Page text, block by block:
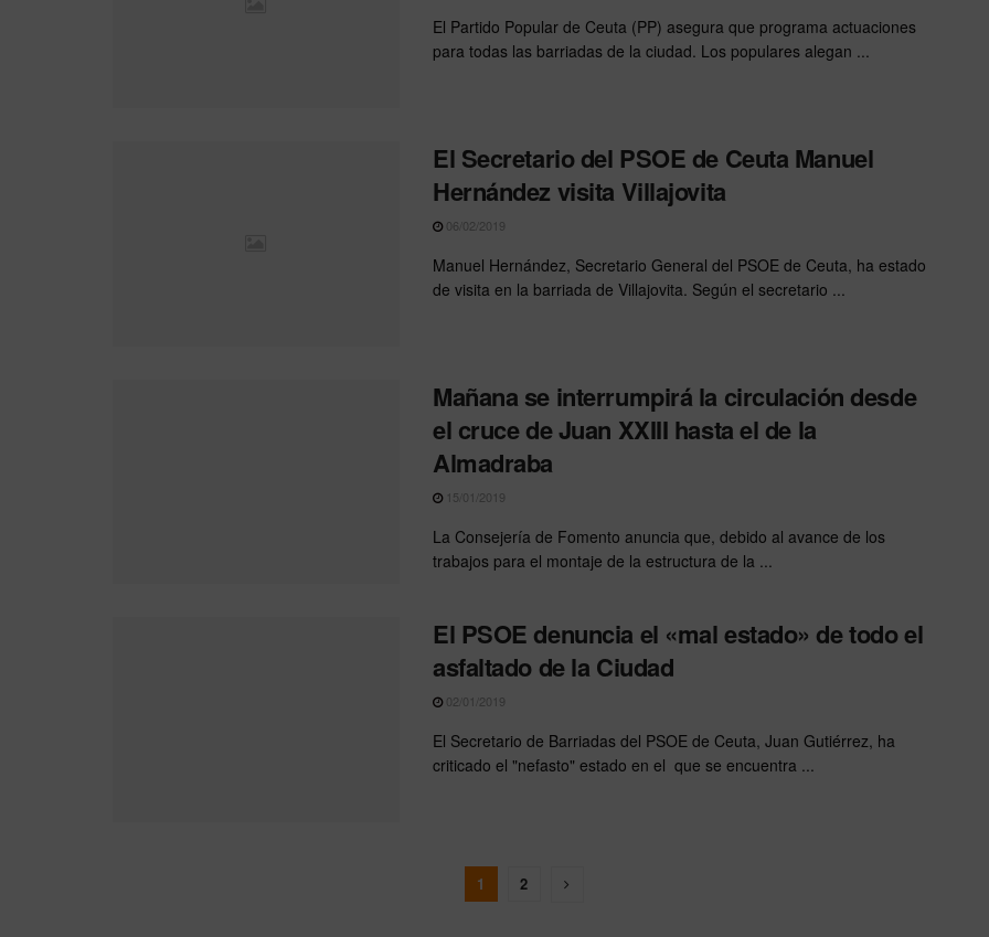
El Partido Popular de Ceuta (PP) asegura que programa actuaciones
para todas las barriadas de la ciudad. Los populares alegan ...
El Secretario del PSOE de Ceuta Manuel
Hernández visita Villajovita
06/02/2019
Manuel Hernández, Secretario General del PSOE de Ceuta, ha estado
de visita en la barriada de Villajovita. Según el secretario ...
Mañana se interrumpirá la circulación desde
el cruce de Juan XXIII hasta el de la
Almadraba
15/01/2019
La Consejería de Fomento anuncia que, debido al avance de los
trabajos para el montaje de la estructura de la ...
El PSOE denuncia el «mal estado» de todo el
asfaltado de la Ciudad
02/01/2019
El Secretario de Barriadas del PSOE de Ceuta, Juan Gutiérrez, ha
criticado el "nefasto" estado en el que se encuentra ...
1 2